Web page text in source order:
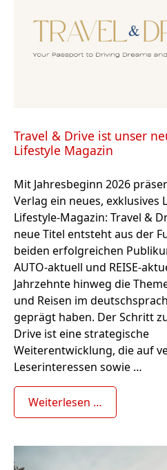
Travel & Drive ist unser
Lifestyle Magazin
Mit Jahresbeginn 2026
Verlag ein neues, exklusives
Lifestyle-Magazin: Travel &
neue Titel entsteht aus der
beiden erfolgreichen
AUTO-aktuell und REISE-
Jahrzehnte hinweg die
und Reisen im
geprägt haben. Der Schritt
Drive ist eine strategische
Weiterentwicklung, die auf
Leserinteressen sowie …
Weiterlesen …